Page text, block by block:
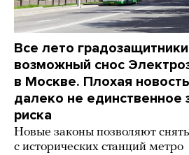
Все лето
возможный снос
в Москве. Плохая
далеко не единственное
риска
Новые законы позволяют
с исторических станций метро